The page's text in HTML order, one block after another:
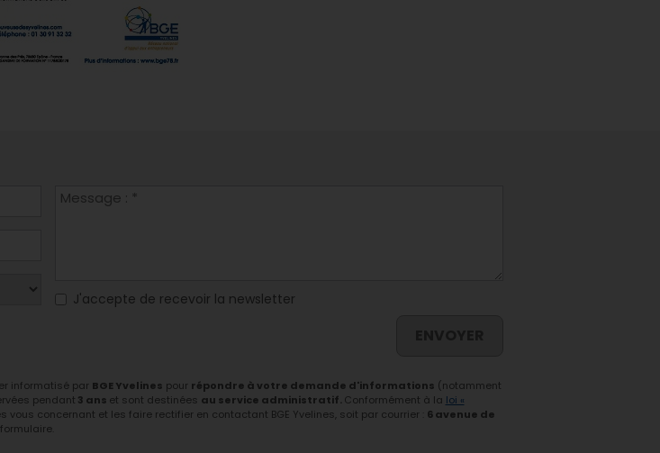
J'accepte de recevoir la newsletter
informatisé par BGE Yvelines pour répondre à votre demande d'informations (notamment
pendant 3 ans et sont destinées au service administratif. Conformément à la loi «
vous concernant et les faire rectifier en contactant BGE Yvelines, soit par courrier :
6 avenue de